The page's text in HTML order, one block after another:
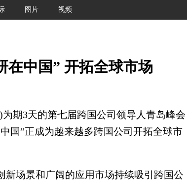
图片 视频
在中国” 开拓全球市场
3天的第七届跨国公司领导人青岛峰会
国”正成为越来越多跨国公司开拓全球市
场景和广阔的应用市场持续吸引跨国公